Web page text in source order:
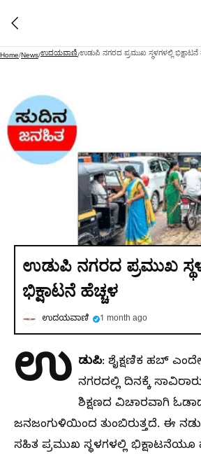
Home/News/ಉದಯವಾಣಿ/ಉಡುಪಿ ನಗರದ ಪ್ರಮುಖ ಸ್ಥಳಗಳಲ್ಲಿ ಭಿಕ್ಷಾಟನೆ
ಉಡುಪಿ ನಗರದ ಪ್ರಮುಖ
ಭಿಕ್ಷಾಟನೆ ಹೆಚ್ಚಳ
ಉದಯವಾಣಿ 1 month ago
ಉ ಡುಪಿ: ಶೈಕ್ಷಣಿಕ ಹಬ್‌
ನಗರದಲ್ಲಿ ದಿನಕ್ಕೆ
ಶಿಕ್ಷಣದ ವಿಚಾರವಾಗಿ
ಜನಜಂಗುಳಿಯಿಂದ ತುಂಬಿರುತ್ತದೆ. ಈ
ಸಹಿತ ಪ್ರಮುಖ ಸ್ಥಳಗಳಲ್ಲಿ ಭಿಕ್ಷಾಟನೆಯೂ